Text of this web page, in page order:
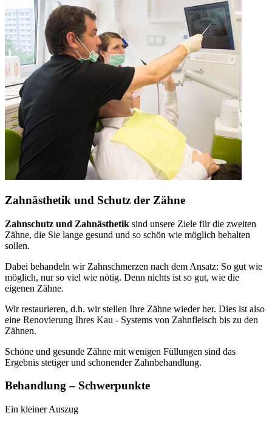
Zahnästhetik und Schutz der Zähne
Zahnschutz und Zahnästhetik sind unsere Ziele für die zweiten
Zähne, die Sie lange gesund und so schön wie möglich behalten
sollen.
Dabei behandeln wir Zahnschmerzen nach dem Ansatz: So gut wie
möglich, nur so viel wie nötig. Denn nichts ist so gut, wie die
eigenen Zähne.
Wir restaurieren, d.h. wir stellen Ihre Zähne wieder her. Dies ist also
eine Renovierung Ihres Kau - Systems von Zahnfleisch bis zu den
Zähnen.
Schöne und gesunde Zähne mit wenigen Füllungen sind das
Ergebnis stetiger und schonender Zahnbehandlung.
Behandlung – Schwerpunkte
Ein kleiner Auszug